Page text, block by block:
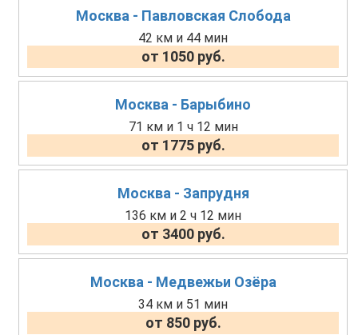
Москва - Павловская Слобода
42 км и 44 мин
от 1050 руб.
Москва - Барыбино
71 км и 1 ч 12 мин
от 1775 руб.
Москва - Запрудня
136 км и 2 ч 12 мин
от 3400 руб.
Москва - Медвежьи Озёра
34 км и 51 мин
от 850 руб.